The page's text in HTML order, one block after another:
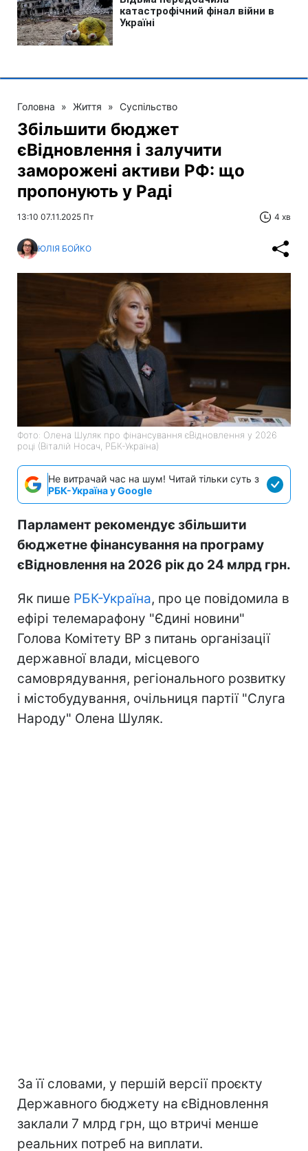
Головна » Життя » Суспільство
Збільшити бюджет
єВідновлення і залучити
заморожені активи РФ: що
пропонують у Раді
13:10 07.11.2025 Пт 4 хв
ЮЛІЯ БОЙКО
Фото: Олена Шуляк про фінансування єВідновлення у 2026
році (Віталій Носач, РБК-Україна)
Не витрачай час на шум! Читай тільки суть з
РБК-Україна у Google
Парламент рекомендує збільшити
бюджетне фінансування на програму
єВідновлення на 2026 рік до 24 млрд грн.
Як пише РБК-Україна, про це повідомила в
ефірі телемарафону "Єдині новини"
Голова Комітету ВР з питань організації
державної влади, місцевого
самоврядування, регіонального розвитку
і містобудування, очільниця партії "Слуга
Народу" Олена Шуляк.
За її словами, у першій версії проєкту
Державного бюджету на єВідновлення
заклали 7 млрд грн, що втричі менше
реальних потреб на виплати.